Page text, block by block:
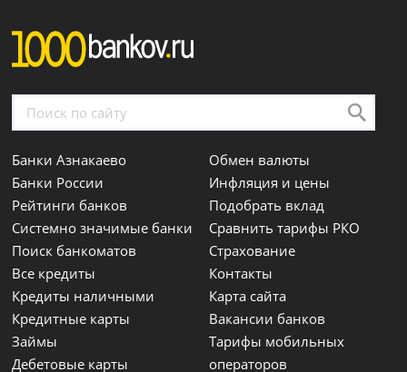
Банки Азнакаево
Банки России
Рейтинги банков
Системно значимые банки
Поиск банкоматов
Все кредиты
Кредиты наличными
Кредитные карты
Займы
Дебетовые карты
Обмен валюты
Инфляция и цены
Подобрать вклад
Сравнить тарифы РКО
Страхование
Контакты
Карта сайта
Вакансии банков
Тарифы мобильных
операторов